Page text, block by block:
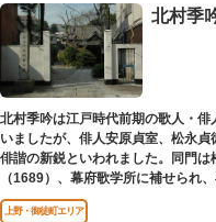
北村季
北村季吟は江戸時代前期の歌人・
いましたが、俳人安原貞室、松永
俳諧の新鋭といわれました。同門
（1689）、幕府歌学所に補せられ
慶寺（しょうけいじ）にあります。
上野・御徒町エリア